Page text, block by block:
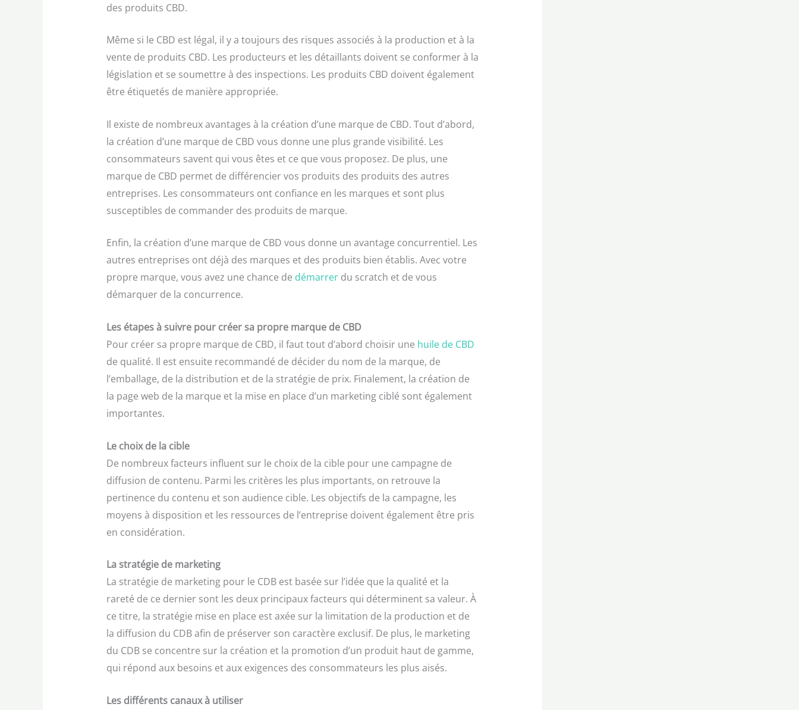
des produits CBD.
Même si le CBD est légal, il y a toujours des risques associés à la production et à la
vente de produits CBD. Les producteurs et les détaillants doivent se conformer à la
législation et se soumettre à des inspections. Les produits CBD doivent également
être étiquetés de manière appropriée.
Il existe de nombreux avantages à la création d’une marque de CBD. Tout d’abord,
la création d’une marque de CBD vous donne une plus grande visibilité. Les
consommateurs savent qui vous êtes et ce que vous proposez. De plus, une
marque de CBD permet de différencier vos produits des produits des autres
entreprises. Les consommateurs ont confiance en les marques et sont plus
susceptibles de commander des produits de marque.
Enfin, la création d’une marque de CBD vous donne un avantage concurrentiel. Les
autres entreprises ont déjà des marques et des produits bien établis. Avec votre
propre marque, vous avez une chance de démarrerdu scratch et de vous
démarquer de la concurrence.
Les étapes à suivre pour créer sa propre marque de CBD
Pour créer sa propre marque de CBD, il faut tout d’abord choisir une huile de CBD
de qualité. Il est ensuite recommandé de décider du nom de la marque, de
l’emballage, de la distribution et de la stratégie de prix. Finalement, la création de
la page web de la marque et la mise en place d’un marketing ciblé sont également
importantes.
Le choix de la cible
De nombreux facteurs influent sur le choix de la cible pour une campagne de
diffusion de contenu. Parmi les critères les plus importants, on retrouve la
pertinence du contenu et son audience cible. Les objectifs de la campagne, les
moyens à disposition et les ressources de l’entreprise doivent également être pris
en considération.
La stratégie de marketing
La stratégie de marketing pour le CDB est basée sur l’idée que la qualité et la
rareté de ce dernier sont les deux principaux facteurs qui déterminent sa valeur. À
ce titre, la stratégie mise en place est axée sur la limitation de la production et de
la diffusion du CDB afin de préserver son caractère exclusif. De plus, le marketing
du CDB se concentre sur la création et la promotion d’un produit haut de gamme,
qui répond aux besoins et aux exigences des consommateurs les plus aisés.
Les différents canaux à utiliser